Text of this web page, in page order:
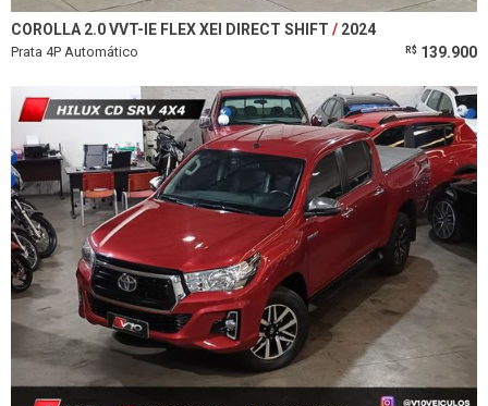
COROLLA 2.0 VVT-IE FLEX XEI DIRECT SHIFT 2024
Prata 4P Automático R$ 139.900